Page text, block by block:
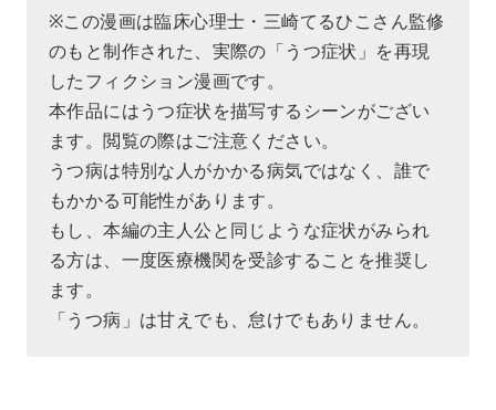
※この漫画は臨床心理士・三崎てるひこさん監修
のもと制作された、実際の「うつ症状」を再現
したフィクション漫画です。
本作品にはうつ症状を描写するシーンがござい
ます。閲覧の際はご注意ください。
うつ病は特別な人がかかる病気ではなく、誰で
もかかる可能性があります。
もし、本編の主人公と同じような症状がみられ
る方は、一度医療機関を受診することを推奨し
ます。
「うつ病」は甘えでも、怠けでもありません。